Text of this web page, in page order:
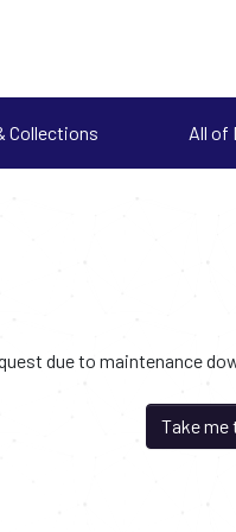
Collections All of
due to maintenance
Take me